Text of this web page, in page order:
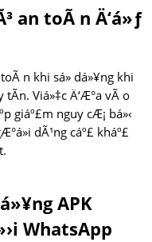
an toÃ n Ä‘á»ƒ
n khi sá»­ dá»¥ng khi
tÃ­n. Viá»‡c Ä‘Æ°a vÃ o
giáº£m nguy cÆ¡ bá»‹
dÃ¹ng cáº£ kháº£
APK
WhatsApp